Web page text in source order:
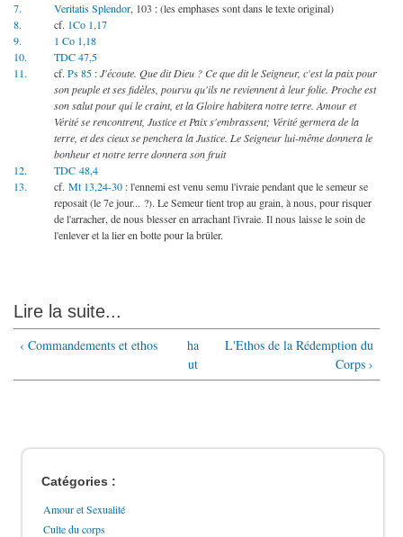
7.
Veritatis Splendor, 103 : (les emphases sont dans le texte original)
8.
cf. 1Co 1,17
9.
1 Co 1,18
10.
TDC 47,5
11.
cf.Ps 85 :J'écoute. Que dit Dieu ? Ce que dit le Seigneur, c'est la paix pour
son peuple et ses fidèles, pourvu qu'ils ne reviennent à leur folie. Proche est
son salut pour qui le craint, et la Gloire habitera notre terre. Amour et
Vérité se rencontrent, Justice et Paix s'embrassent; Vérité germera de la
terre, et des cieux se penchera la Justice. Le Seigneur lui-même donnera le
bonheur et notre terre donnera son fruit
12.
TDC 48,4
13.
cf.Mt 13,24-30 : l'ennemi est venu semu l'ivraie pendant que le semeur se
reposait (le 7e jour... ?). Le Semeur tient trop au grain, à nous, pour risquer
de l'arracher, de nous blesser en arrachant l'ivraie. Il nous laisse le soin de
l'enlever et la lier en botte pour la brûler.
Lire la suite...
‹ Commandements et ethos
ha
ut
L'Ethos de la Rédemption du
Corps ›
Catégories :
Amour et Sexualité
Culte du corps